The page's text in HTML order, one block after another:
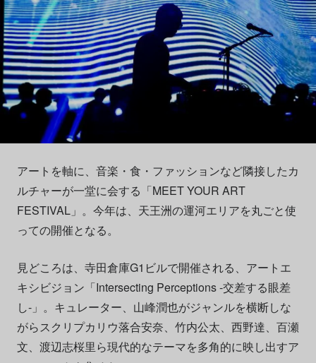
アートを軸に、音楽・食・ファッションなど隣接したカ
ルチャーが一堂に会する「MEET YOUR ART
FESTIVAL」。今年は、天王洲の運河エリアを丸ごと使
っての開催となる。
見どころは、寺田倉庫G1ビルで開催される、アートエ
キシビジョン「Intersecting Perceptions -交差する眼差
し-」。キュレーター、山峰潤也がジャンルを横断しな
がらスクリプカリウ落合安奈、竹内公太、西野達、百瀬
文、渡辺志桜里ら現代的なテーマを多角的に映し出すア